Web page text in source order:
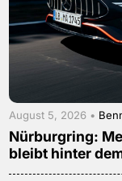
August 5, 2026 •
Nürburgring:
bleibt hinter